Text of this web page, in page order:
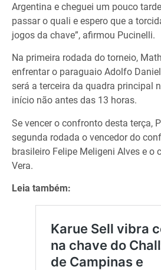
Argentina e cheguei um pouco
passar o quali e espero que a
jogos da chave”, afirmou Pucinelli.
Na primeira rodada do torneio,
enfrentar o paraguaio Adolfo
será a terceira da quadra principal
início não antes das 13 horas.
Se vencer o confronto desta terça,
segunda rodada o vencedor do
brasileiro Felipe Meligeni Alves e o
Vera.
Leia também: